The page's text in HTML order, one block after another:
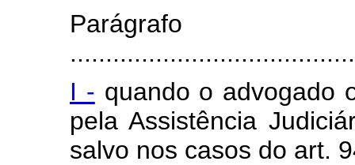
I - quando o advogado
pela Assistência
salvo nos casos do art.